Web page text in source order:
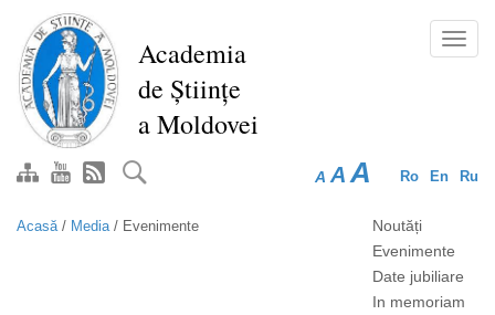
conţinutul
principal
Academia
de Științe
a Moldovei
Ro En Ru
A A A
Acasă/ Media/ Evenimente
Noutăți
Evenimente
Date jubiliare
In memoriam